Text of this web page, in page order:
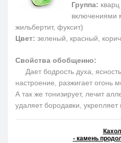
Группа:
включениями
жильбертит, фуксит)
Цвет: зеленый, красный,
Свойства обобщенно:
Дает бодрость духа,
настроение, разжигает огонь
А так же тонизирует, лечит
удаляет бородавки, укрепляет
- камень